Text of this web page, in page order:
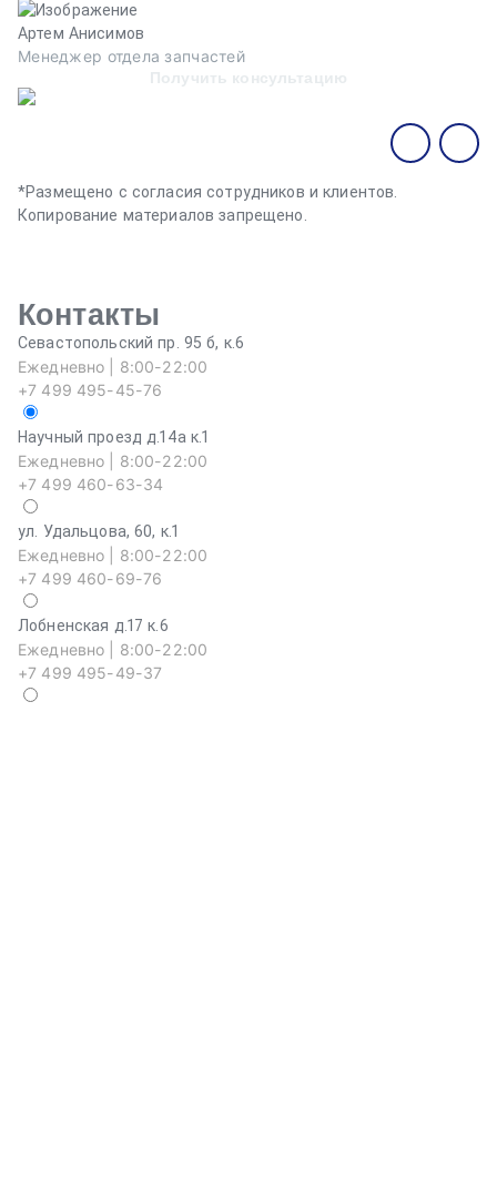
Артем Анисимов
Менеджер отдела запчастей
Получить консультацию
*Размещено с согласия сотрудников и клиентов.
Копирование материалов запрещено.
Контакты
Севастопольский пр. 95 б, к.6
Ежедневно | 8:00-22:00
+7 499 495-45-76
Научный проезд д.14а к.1
Ежедневно | 8:00-22:00
+7 499 460-63-34
ул. Удальцова, 60, к.1
Ежедневно | 8:00-22:00
+7 499 460-69-76
Лобненская д.17 к.6
Ежедневно | 8:00-22:00
+7 499 495-49-37